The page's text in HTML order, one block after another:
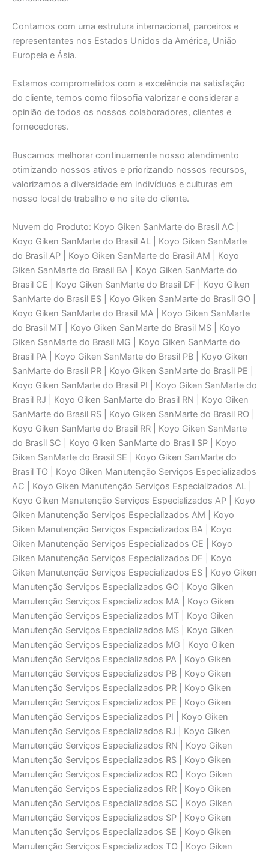
Contamos com uma estrutura internacional, parceiros e
representantes nos Estados Unidos da América, União
Europeia e Ásia.
Estamos comprometidos com a excelência na satisfação
do cliente, temos como filosofia valorizar e considerar a
opinião de todos os nossos colaboradores, clientes e
fornecedores.
Buscamos melhorar continuamente nosso atendimento
otimizando nossos ativos e priorizando nossos recursos,
valorizamos a diversidade em indivíduos e culturas em
nosso local de trabalho e no site do cliente.
Nuvem do Produto: Koyo Giken SanMarte do Brasil AC |
Koyo Giken SanMarte do Brasil AL | Koyo Giken SanMarte
do Brasil AP | Koyo Giken SanMarte do Brasil AM | Koyo
Giken SanMarte do Brasil BA | Koyo Giken SanMarte do
Brasil CE | Koyo Giken SanMarte do Brasil DF | Koyo Giken
SanMarte do Brasil ES | Koyo Giken SanMarte do Brasil GO |
Koyo Giken SanMarte do Brasil MA | Koyo Giken SanMarte
do Brasil MT | Koyo Giken SanMarte do Brasil MS | Koyo
Giken SanMarte do Brasil MG | Koyo Giken SanMarte do
Brasil PA | Koyo Giken SanMarte do Brasil PB | Koyo Giken
SanMarte do Brasil PR | Koyo Giken SanMarte do Brasil PE |
Koyo Giken SanMarte do Brasil PI | Koyo Giken SanMarte do
Brasil RJ | Koyo Giken SanMarte do Brasil RN | Koyo Giken
SanMarte do Brasil RS | Koyo Giken SanMarte do Brasil RO |
Koyo Giken SanMarte do Brasil RR | Koyo Giken SanMarte
do Brasil SC | Koyo Giken SanMarte do Brasil SP | Koyo
Giken SanMarte do Brasil SE | Koyo Giken SanMarte do
Brasil TO | Koyo Giken Manutenção Serviços Especializados
AC | Koyo Giken Manutenção Serviços Especializados AL |
Koyo Giken Manutenção Serviços Especializados AP | Koyo
Giken Manutenção Serviços Especializados AM | Koyo
Giken Manutenção Serviços Especializados BA | Koyo
Giken Manutenção Serviços Especializados CE | Koyo
Giken Manutenção Serviços Especializados DF | Koyo
Giken Manutenção Serviços Especializados ES | Koyo Giken
Manutenção Serviços Especializados GO | Koyo Giken
Manutenção Serviços Especializados MA | Koyo Giken
Manutenção Serviços Especializados MT | Koyo Giken
Manutenção Serviços Especializados MS | Koyo Giken
Manutenção Serviços Especializados MG | Koyo Giken
Manutenção Serviços Especializados PA | Koyo Giken
Manutenção Serviços Especializados PB | Koyo Giken
Manutenção Serviços Especializados PR | Koyo Giken
Manutenção Serviços Especializados PE | Koyo Giken
Manutenção Serviços Especializados PI | Koyo Giken
Manutenção Serviços Especializados RJ | Koyo Giken
Manutenção Serviços Especializados RN | Koyo Giken
Manutenção Serviços Especializados RS | Koyo Giken
Manutenção Serviços Especializados RO | Koyo Giken
Manutenção Serviços Especializados RR | Koyo Giken
Manutenção Serviços Especializados SC | Koyo Giken
Manutenção Serviços Especializados SP | Koyo Giken
Manutenção Serviços Especializados SE | Koyo Giken
Manutenção Serviços Especializados TO | Koyo Giken